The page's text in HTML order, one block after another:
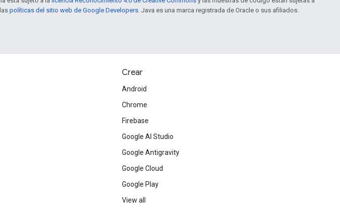
políticas del sitio web de Google Developers . Java es una marca registrada de Oracle o sus afiliados.
Crear
Android
Chrome
Firebase
Google AI Studio
Google Antigravity
Google Cloud
Google Play
View all